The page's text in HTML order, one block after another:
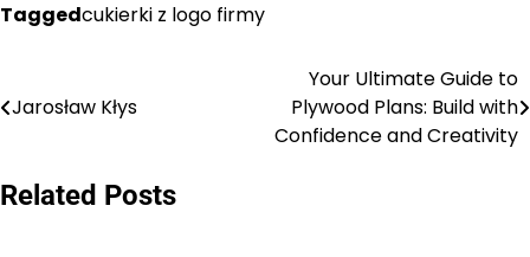
Taggedcukierki z logo firmy
Jarosław Kłys
Your Ultimate Guide to
Plywood Plans: Build with
Confidence and Creativity
Related Posts